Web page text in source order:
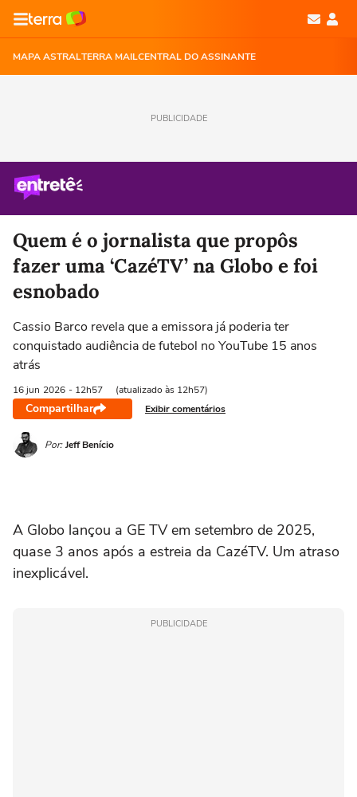
MAPA ASTRALTERRA MAILCENTRAL DO ASSINANTE
PUBLICIDADE
Quem é o jornalista que propôs
fazer uma ‘CazéTV’ na Globo e foi
esnobado
Cassio Barco revela que a emissora já poderia ter
conquistado audiência de futebol no YouTube 15 anos
atrás
16 jun 2026 - 12h57 (atualizado às 12h57)
Compartilhar Exibir comentários
Por: Jeff Benício
A Globo lançou a GE TV em setembro de 2025,
quase 3 anos após a estreia da CazéTV. Um atraso
inexplicável.
PUBLICIDADE